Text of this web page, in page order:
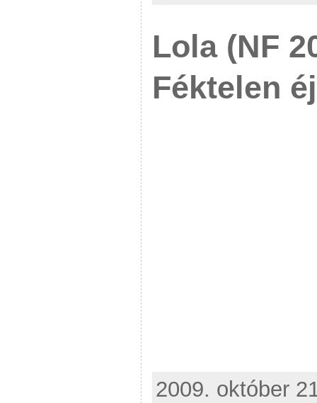
Lola (NF
Féktelen éj
2009. október